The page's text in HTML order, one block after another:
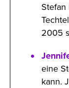
2005
eine
kann.